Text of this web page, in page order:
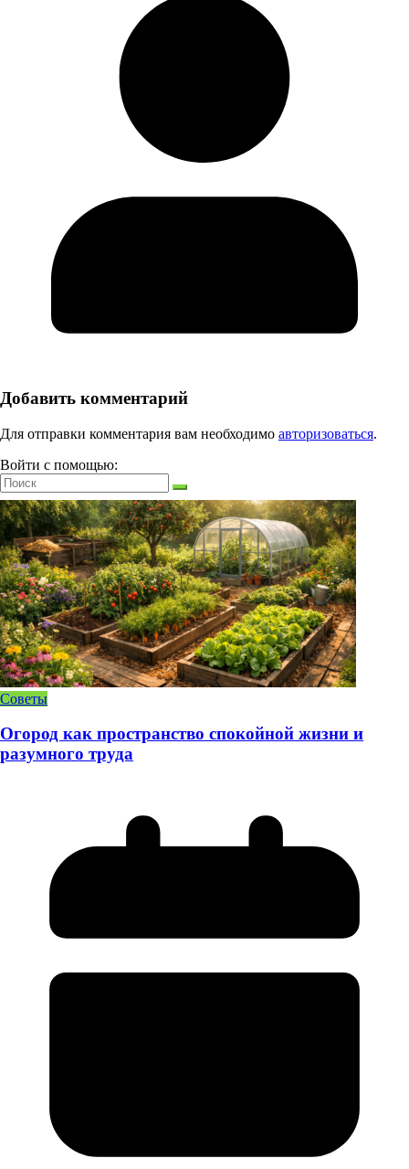
Добавить комментарий
Для отправки комментария вам необходимо авторизоваться.
Войти с помощью:
Советы
Огород как пространство спокойной жизни и
разумного труда